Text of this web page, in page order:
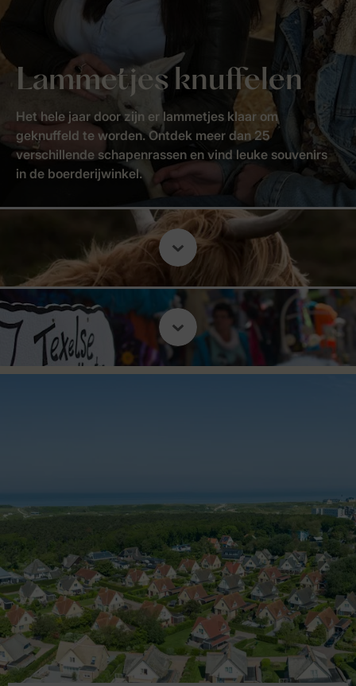
Lammetjes knuffelen
Het hele jaar door zijn er lammetjes klaar om
geknuffeld te worden. Ontdek meer dan 25
verschillende schapenrassen en vind leuke souvenirs
in de boerderijwinkel.